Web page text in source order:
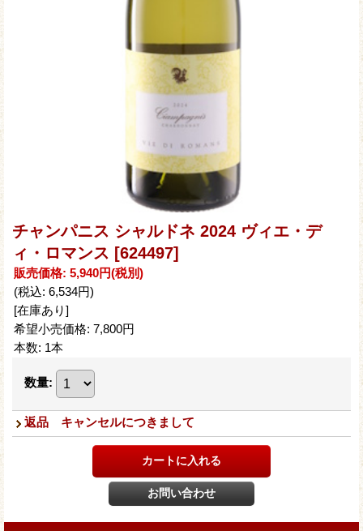
チャンパニス シャルドネ 2024 ヴィエ・デ
ィ・ロマンス [624497]
販売価格: 5,940円(税別)
(税込: 6,534円)
[在庫あり]
希望小売価格: 7,800円
本数: 1本
数量:
返品 キャンセルにつきまして